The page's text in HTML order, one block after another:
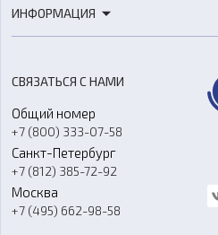
Расходные материалы
Оборудование и материалы для
Аксессуары и прочее оборудование
Программное обеспечение
3D-моделирование
Ремонт и услуги
ИНФОРМАЦИЯ
О компании
Контакты
Гос. закупки
Стать дилером
Блог
СВЯЗАТЬСЯ С НАМИ
Общий номер
+7 (800) 333-07-58
Санкт-Петербург
+7 (812) 385-72-92
Москва
+7 (495) 662-98-58